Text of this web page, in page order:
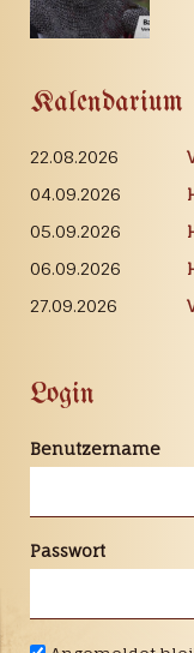
Kalendarium
22.08.2026
04.09.2026
05.09.2026
06.09.2026
27.09.2026
Login
Benutzername
Passwort